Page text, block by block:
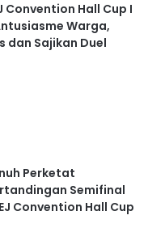
Convention Hall Cup I
Warga,
dan Sajikan Duel
Perketat
Semifinal
Convention Hall Cup